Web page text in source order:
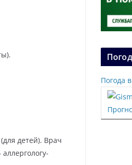
детей). Врач
Погода